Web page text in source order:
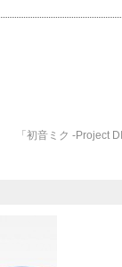
「初音ミク -Project